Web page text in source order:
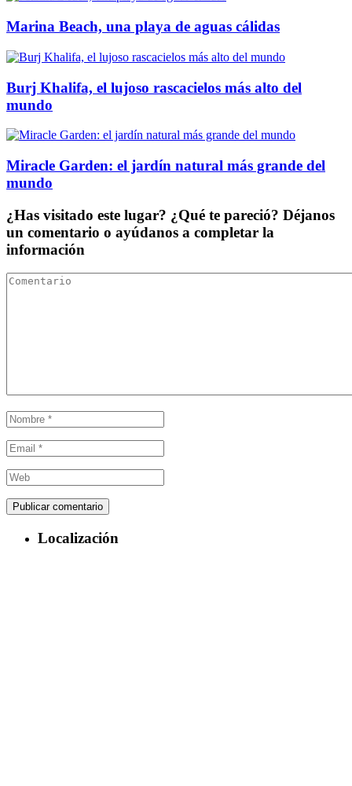
Marina Beach, una playa de aguas cálidas
Burj Khalifa, el lujoso rascacielos más alto del
mundo
Miracle Garden: el jardín natural más grande del
mundo
¿Has visitado este lugar? ¿Qué te pareció? Déjanos
un comentario o ayúdanos a completar la
información
Localización